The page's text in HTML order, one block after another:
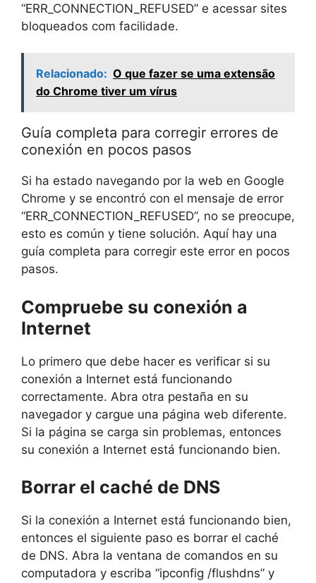
“ERR_CONNECTION_REFUSED” e acessar sites
bloqueados com facilidade.
Relacionado: O que fazer se uma extensão
do Chrome tiver um vírus
Guía completa para corregir errores de
conexión en pocos pasos
Si ha estado navegando por la web en Google
Chrome y se encontró con el mensaje de error
“ERR_CONNECTION_REFUSED”, no se preocupe,
esto es común y tiene solución. Aquí hay una
guía completa para corregir este error en pocos
pasos.
Compruebe su conexión a
Internet
Lo primero que debe hacer es verificar si su
conexión a Internet está funcionando
correctamente. Abra otra pestaña en su
navegador y cargue una página web diferente.
Si la página se carga sin problemas, entonces
su conexión a Internet está funcionando bien.
Borrar el caché de DNS
Si la conexión a Internet está funcionando bien,
entonces el siguiente paso es borrar el caché
de DNS. Abra la ventana de comandos en su
computadora y escriba “ipconfig /flushdns” y